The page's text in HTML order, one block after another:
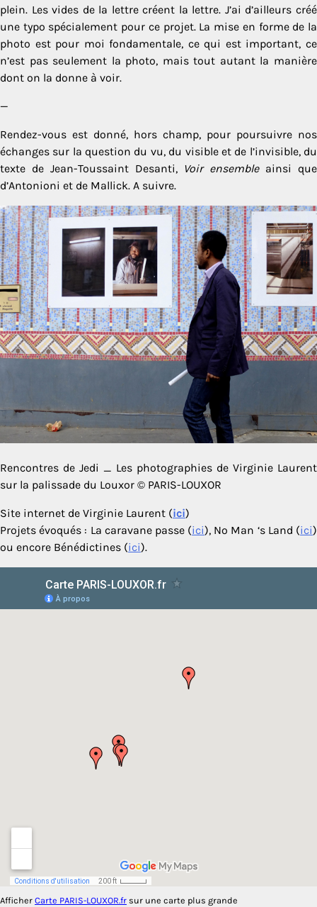
plein. Les vides de la lettre créent la lettre. J’ai d’ailleurs créé
une typo spécialement pour ce projet. La mise en forme de la
photo est pour moi fondamentale, ce qui est important, ce
n’est pas seulement la photo, mais tout autant la manière
dont on la donne à voir.
—
Rendez-vous est donné, hors champ, pour poursuivre nos
échanges sur la question du vu, du visible et de l’invisible, du
texte de Jean-Toussaint Desanti, Voir ensembleainsi que
d’Antonioni et de Mallick. A suivre.
Rencontres de Jedi _ Les photographies de Virginie Laurent
sur la palissade du Louxor © PARIS-LOUXOR
Site internet de Virginie Laurent (ici)
Projets évoqués : La caravane passe (ici), No Man ‘s Land (ici)
ou encore Bénédictines (ici).
Afficher Carte PARIS-LOUXOR.fr sur une carte plus grande